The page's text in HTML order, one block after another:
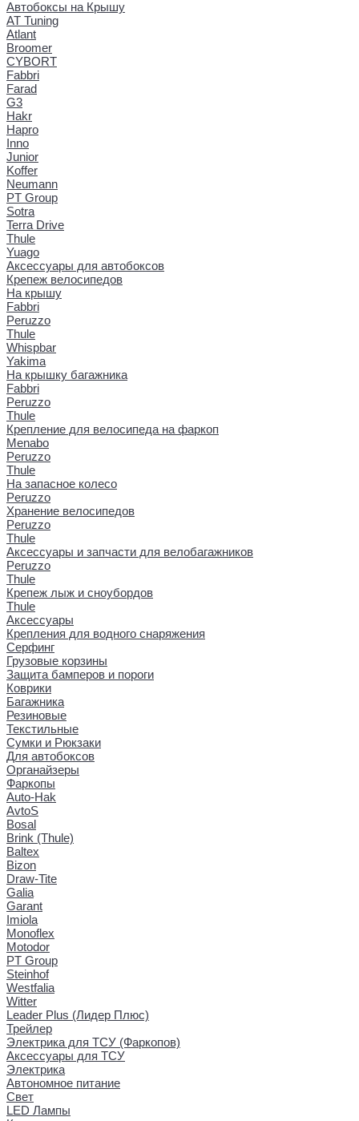
Автобоксы на Крышу
AT Tuning
Atlant
Broomer
CYBORT
Fabbri
Farad
G3
Hakr
Hapro
Inno
Junior
Koffer
Neumann
PT Group
Sotra
Terra Drive
Thule
Yuago
Аксессуары для автобоксов
Крепеж велосипедов
На крышу
Fabbri
Peruzzo
Thule
Whispbar
Yakima
На крышку багажника
Fabbri
Peruzzo
Thule
Крепление для велосипеда на фаркоп
Menabo
Peruzzo
Thule
На запасное колесо
Peruzzo
Хранение велосипедов
Peruzzo
Thule
Аксессуары и запчасти для велобагажников
Peruzzo
Thule
Крепеж лыж и сноубордов
Thule
Аксессуары
Крепления для водного снаряжения
Серфинг
Грузовые корзины
Защита бамперов и пороги
Коврики
Багажника
Резиновые
Текстильные
Сумки и Рюкзаки
Для автобоксов
Органайзеры
Фаркопы
Auto-Hak
AvtoS
Bosal
Brink (Thule)
Baltex
Bizon
Draw-Tite
Galia
Garant
Imiola
Monoflex
Motodor
PT Group
Steinhof
Westfalia
Witter
Leader Plus (Лидер Плюс)
Трейлер
Электрика для ТСУ (Фаркопов)
Аксессуары для ТСУ
Электрика
Автономное питание
Свет
LED Лампы